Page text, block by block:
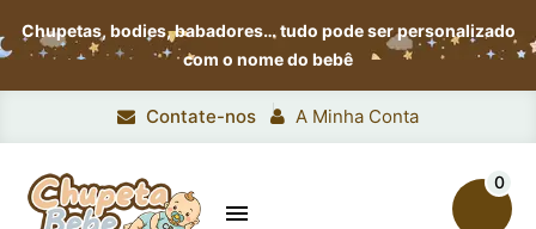
Chupetas, bodies, babadores…tudo pode ser personalizado
com o nome do bebê
Contate-nos A Minha Conta

0